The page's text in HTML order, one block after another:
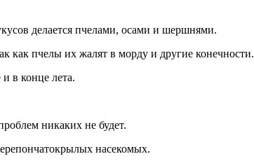
делается пчелами, осами и шершнями.
как пчелы их жалят в морду и другие конечности.
в конце лета.
никаких не будет.
насекомых.